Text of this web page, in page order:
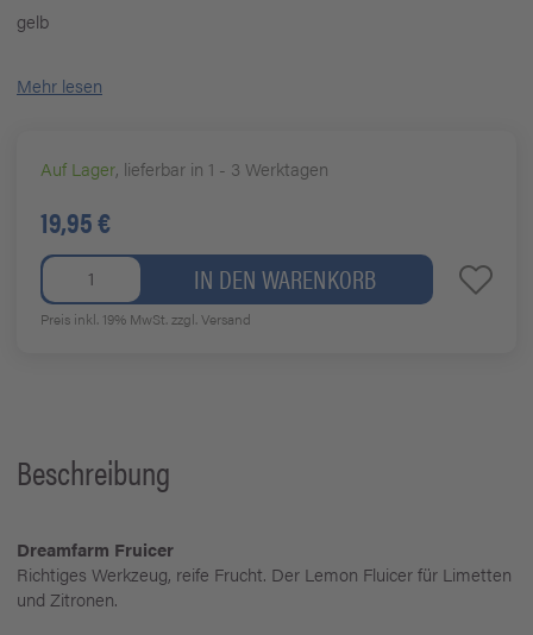
gelb
Mehr lesen
Auf Lager, lieferbar in 1 - 3 Werktagen
19,95 €
IN DEN WARENKORB
Preis inkl. 19% MwSt.zzgl. Versand
Beschreibung
Dreamfarm Fruicer
Richtiges Werkzeug, reife Frucht. Der Lemon Fluicer für Limetten
und Zitronen.